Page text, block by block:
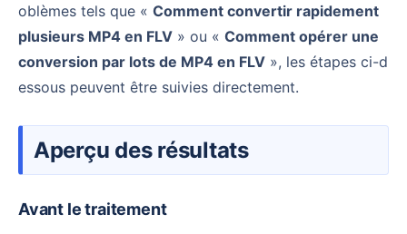
oblèmes tels que « Comment convertir rapidement
plusieurs MP4 en FLV » ou « Comment opérer une
conversion par lots de MP4 en FLV », les étapes ci-d
essous peuvent être suivies directement.
Aperçu des résultats
Avant le traitement